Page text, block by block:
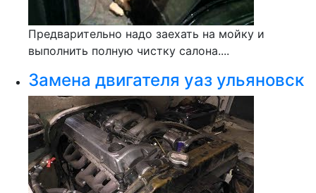
Предварительно надо заехать на мойку и
выполнить полную чистку салона....
Замена двигателя уаз ульяновск